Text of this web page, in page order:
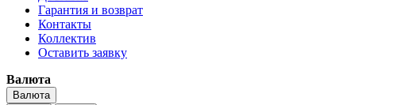
Гарантия и возврат
Контакты
Коллектив
Оставить заявку
Валюта
Валюта